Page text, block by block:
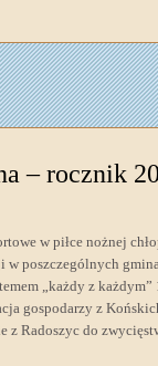
– rocznik
w piłce nożnej
poszczególnych
„każdy z
gospodarzy z
Radoszyc do